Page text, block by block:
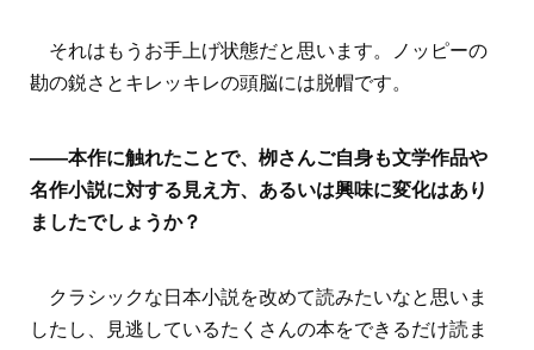
それはもうお手上げ状態だと思います。ノッピーの
勘の鋭さとキレッキレの頭脳には脱帽です。
――本作に触れたことで、栁さんご自身も文学作品や
名作小説に対する見え方、あるいは興味に変化はあり
ましたでしょうか？
クラシックな日本小説を改めて読みたいなと思いま
したし、見逃しているたくさんの本をできるだけ読ま